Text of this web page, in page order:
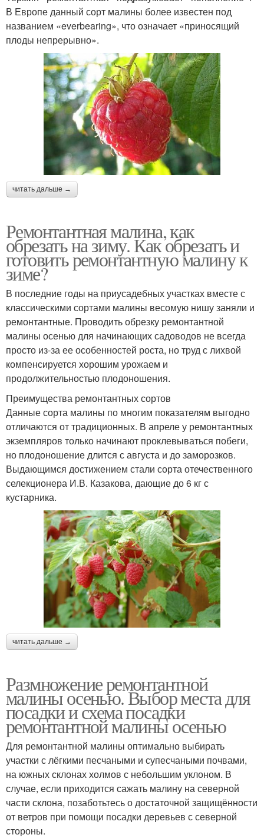
В Европе данный сорт малины более известен под
названием «everbearing», что означает «приносящий
плоды непрерывно».
читать дальше →
Ремонтантная малина, как
обрезать на зиму. Как обрезать и
готовить ремонтантную малину к
зиме?
В последние годы на приусадебных участках вместе с
классическими сортами малины весомую нишу заняли и
ремонтантные. Проводить обрезку ремонтантной
малины осенью для начинающих садоводов не всегда
просто из-за ее особенностей роста, но труд с лихвой
компенсируется хорошим урожаем и
продолжительностью плодоношения.
Преимущества ремонтантных сортов
Данные сорта малины по многим показателям выгодно
отличаются от традиционных. В апреле у ремонтантных
экземпляров только начинают проклевываться побеги,
но плодоношение длится с августа и до заморозков.
Выдающимся достижением стали сорта отечественного
селекционера И.В. Казакова, дающие до 6 кг с
кустарника.
читать дальше →
Размножение ремонтантной
малины осенью. Выбор места для
посадки и схема посадки
ремонтантной малины осенью
Для ремонтантной малины оптимально выбирать
участки с лёгкими песчаными и супесчаными почвами,
на южных склонах холмов с небольшим уклоном. В
случае, если приходится сажать малину на северной
части склона, позаботьтесь о достаточной защищённости
от ветров при помощи посадки деревьев с северной
стороны.